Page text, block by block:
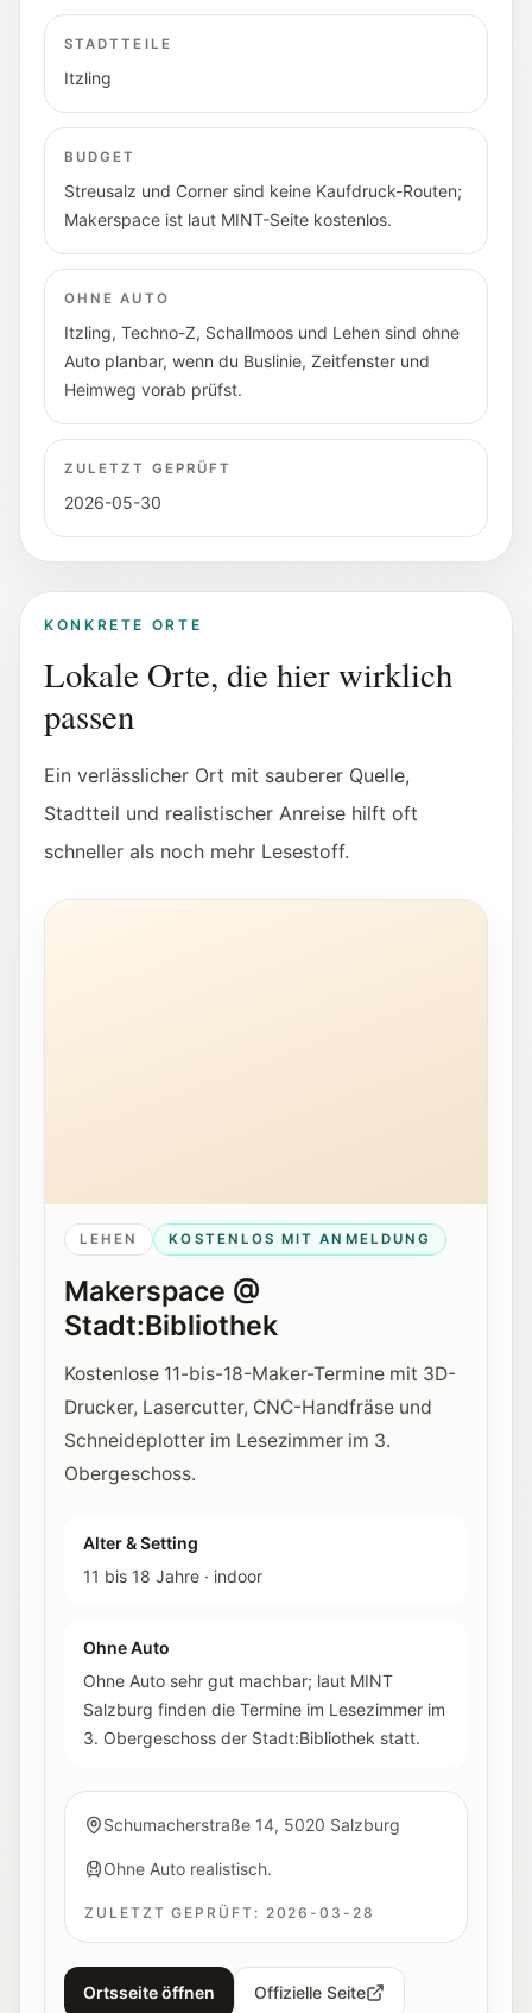
STADTTEILE
Itzling
BUDGET
Streusalz und Corner sind keine Kaufdruck-Routen;
Makerspace ist laut MINT-Seite kostenlos.
OHNE AUTO
Itzling, Techno-Z, Schallmoos und Lehen sind ohne
Auto planbar, wenn du Buslinie, Zeitfenster und
Heimweg vorab prüfst.
ZULETZT GEPRÜFT
2026-05-30
KONKRETE ORTE
Lokale Orte, die hier wirklich
passen
Ein verlässlicher Ort mit sauberer Quelle,
Stadtteil und realistischer Anreise hilft oft
schneller als noch mehr Lesestoff.
Jugendliche arbeiten beim Makerspace @
LEHEN KOSTENLOS MIT ANMELDUNG
Makerspace @
Stadt:Bibliothek
Kostenlose 11-bis-18-Maker-Termine mit 3D-
Drucker, Lasercutter, CNC-Handfräse und
Schneideplotter im Lesezimmer im 3.
Obergeschoss.
Alter & Setting
11 bis 18 Jahre · indoor
Ohne Auto
Ohne Auto sehr gut machbar; laut MINT
Salzburg finden die Termine im Lesezimmer im
3. Obergeschoss der Stadt:Bibliothek statt.
Schumacherstraße 14, 5020 Salzburg
Ohne Auto realistisch.
ZULETZT GEPRÜFT: 2026-03-28
Ortsseite öffnen Offizielle Seite